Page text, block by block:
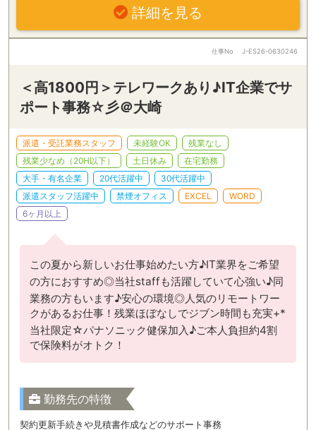
詳細を見る
仕事No J-ES26-0630246
＜高1800円＞テレワークあり♪IT企業でサ
ポート事務☆彡＠大崎
派遣・受託業務スタッフ 未経験OK
残業なし
残業少なめ（20H以下）
土日休み
在宅勤務
大手・有名企業
20代活躍中
30代活躍中
派遣スタッフ活躍中
禁煙オフィス EXCEL
WORD
6ヶ月以上
この夏から新しいお仕事始めたい方♪IT業界をご希望
の方におすすめ◎当社staffも活躍していて心強い♪同
業務の方もいます♪安心の環境◎人気のリモートワー
クがあるお仕事！残業ほぼなしでジブン時間も充実+*
当社限定☆パナソニック健保加入♪ご本人負担約4割
で保険料がオトク！
勤務先の特徴
契約更新手続きや見積書作成などのサポート事務